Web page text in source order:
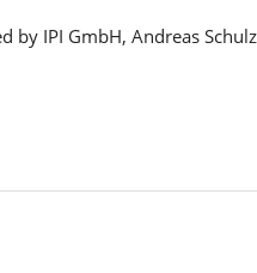
by IPI GmbH, Andreas